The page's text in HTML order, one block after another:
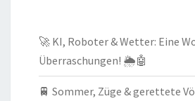
🚀 KI, Roboter & Wetter: Eine
Überraschungen! 🌦️🤖
🚆 Sommer, Züge & gerettete